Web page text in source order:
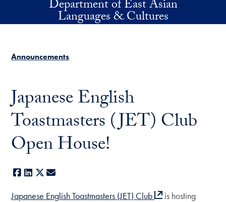
Skip to main contentDepartment of East Asian
Languages & Cultures
Announcements
Japanese English
Toastmasters (JET) Club
Open House!
Facebook
LinkedIn
X
Japanese English Toastmasters (JET) Club
is hosting